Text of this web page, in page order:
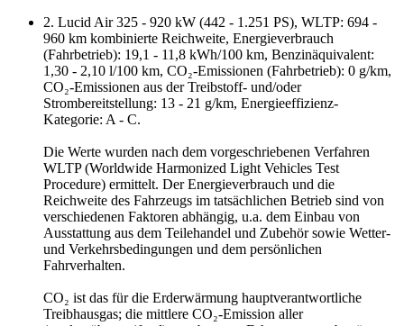
2. Lucid Air 325 - 920 kW (442 - 1.251 PS), WLTP: 694 -
960 km kombinierte Reichweite, Energieverbrauch
(Fahrbetrieb): 19,1 - 11,8 kWh/100 km, Benzinäquivalent:
1,30 - 2,10 l/100 km, CO₂-Emissionen (Fahrbetrieb): 0 g/km,
CO₂-Emissionen aus der Treibstoff- und/oder
Strombereitstellung: 13 - 21 g/km, Energieeffizienz-
Kategorie: A - C.
Die Werte wurden nach dem vorgeschriebenen Verfahren
WLTP (Worldwide Harmonized Light Vehicles Test
Procedure) ermittelt. Der Energieverbrauch und die
Reichweite des Fahrzeugs im tatsächlichen Betrieb sind von
verschiedenen Faktoren abhängig, u.a. dem Einbau von
Ausstattung aus dem Teilehandel und Zubehör sowie Wetter-
und Verkehrsbedingungen und dem persönlichen
Fahrverhalten.
CO₂ ist das für die Erderwärmung hauptverantwortliche
Treibhausgas; die mittlere CO₂-Emission aller